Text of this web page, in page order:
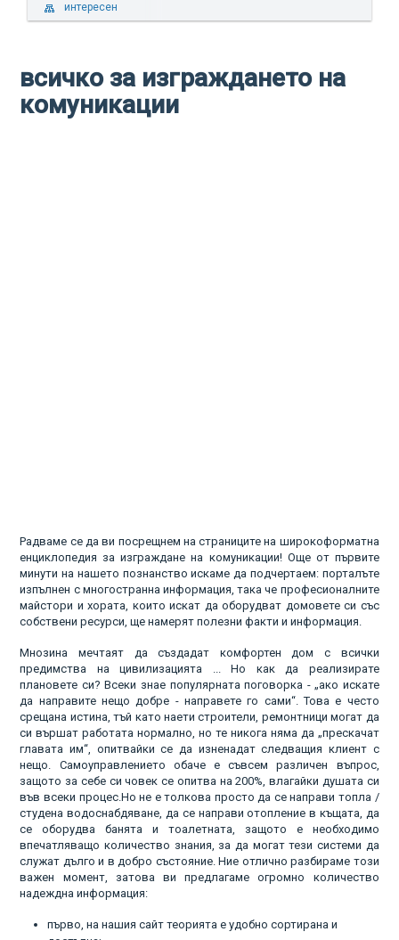
интересен
всичко за изграждането на
комуникации
Радваме се да ви посрещнем на страниците на широкоформатна
енциклопедия за изграждане на комуникации! Още от първите
минути на нашето познанство искаме да подчертаем: порталъте
изпълнен с многостранна информация, така че професионалните
майстори и хората, които искат да оборудват домовете си със
собствени ресурси, ще намерят полезни факти и информация.
Мнозина мечтаят да създадат комфортен дом с всички
предимства на цивилизацията ... Но как да реализирате
плановете си? Всеки знае популярната поговорка - „ако искате
да направите нещо добре - направете го сами“. Това е често
срещана истина, тъй като наети строители, ремонтници могат да
си вършат работата нормално, но те никога няма да „прескачат
главата им“, опитвайки се да изненадат следващия клиент с
нещо. Самоуправлението обаче е съвсем различен въпрос,
защото за себе си човек се опитва на 200%, влагайки душата си
във всеки процес.Но не е толкова просто да се направи топла /
студена водоснабдяване, да се направи отопление в къщата, да
се оборудва банята и тоалетната, защото е необходимо
впечатляващо количество знания, за да могат тези системи да
служат дълго и в добро състояние. Ние отлично разбираме този
важен момент, затова ви предлагаме огромно количество
надеждна информация:
първо, на нашия сайт теорията е удобно сортирана и